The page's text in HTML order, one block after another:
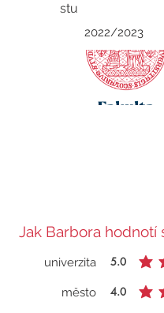
stu
2022/2023
Jak Barbora hodnotí
univerzita 5.0
průměrné
město
4.0
průměrné